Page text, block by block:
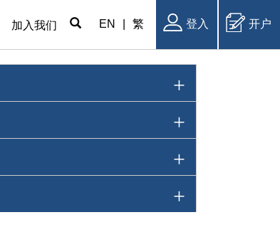
加入我们 EN 繁 登入 开户